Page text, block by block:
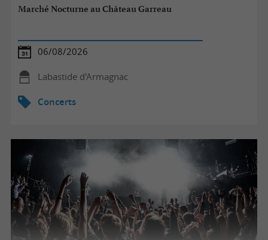
Marché Nocturne au Château Garreau
06/08/2026
Labastide d'Armagnac
Concerts